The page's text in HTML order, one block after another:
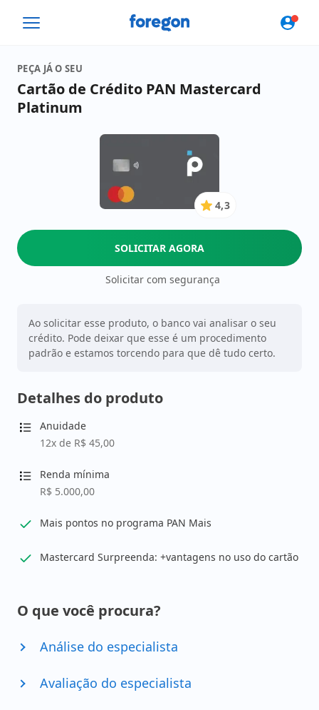
Foregon.com
PEÇA JÁ O SEU
Cartão de Crédito PAN Mastercard
Platinum
4.3
de
5
4,3
SOLICITAR AGORA
Solicitar com segurança
Ao solicitar esse produto, o banco vai analisar o seu
crédito. Pode deixar que esse é um procedimento
padrão e estamos torcendo para que dê tudo certo.
Detalhes do produto
Anuidade
12x de R$ 45,00
Renda mínima
R$ 5.000,00
Mais pontos no programa PAN Mais
Mastercard Surpreenda: +vantagens no uso do cartão
O que você procura?
Análise do especialista
Avaliação do especialista